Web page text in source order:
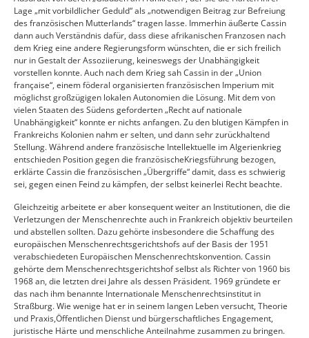
Lage „mit vorbildlicher Geduld“ als „notwendigen Beitrag zur Befreiung
des französischen Mutterlands“ tragen lasse. Immerhin äußerte Cassin
dann auch Verständnis dafür, dass diese afrikanischen Franzosen nach
dem Krieg eine andere Regierungsform wünschten, die er sich freilich
nur in Gestalt der Assoziierung, keineswegs der Unabhängigkeit
vorstellen konnte. Auch nach dem Krieg sah Cassin in der „Union
française“, einem föderal organisierten französischen Imperium mit
möglichst großzügigen lokalen Autonomien die Lösung. Mit dem von
vielen Staaten des Südens geforderten „Recht auf nationale
Unabhängigkeit“ konnte er nichts anfangen. Zu den blutigen Kämpfen in
Frankreichs Kolonien nahm er selten, und dann sehr zurückhaltend
Stellung. Während andere französische Intellektuelle im Algerienkrieg
entschieden Position gegen die französischeKriegsführung bezogen,
erklärte Cassin die französischen „Übergriffe“ damit, dass es schwierig
sei, gegen einen Feind zu kämpfen, der selbst keinerlei Recht beachte.
Gleichzeitig arbeitete er aber konsequent weiter an Institutionen, die die
Verletzungen der Menschenrechte auch in Frankreich objektiv beurteilen
und abstellen sollten. Dazu gehörte insbesondere die Schaffung des
europäischen Menschenrechtsgerichtshofs auf der Basis der 1951
verabschiedeten Europäischen Menschenrechtskonvention. Cassin
gehörte dem Menschenrechtsgerichtshof selbst als Richter von 1960 bis
1968 an, die letzten drei Jahre als dessen Präsident. 1969 gründete er
das nach ihm benannte Internationale Menschenrechtsinstitut in
Straßburg. Wie wenige hat er in seinem langen Leben versucht, Theorie
und Praxis,Öffentlichen Dienst und bürgerschaftliches Engagement,
juristische Härte und menschliche Anteilnahme zusammen zu bringen.